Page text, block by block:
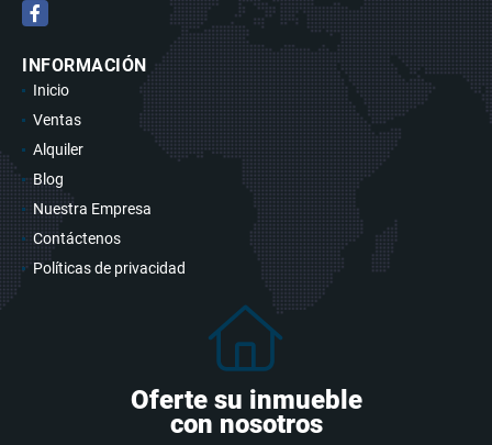
Facebook
INFORMACIÓN
Inicio
Ventas
Alquiler
Blog
Nuestra Empresa
Contáctenos
Políticas de privacidad
Oferte su inmueble
con nosotros